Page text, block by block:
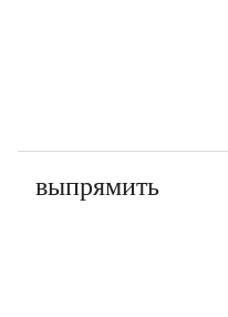
выпрямить